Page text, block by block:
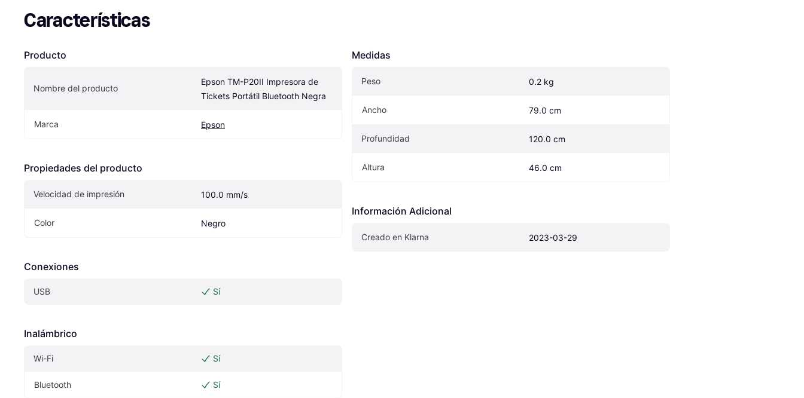
Características
Producto
Nombre del producto
Epson TM-P20II Impresora de
Tickets Portátil Bluetooth Negra
Marca Epson
Propiedades del producto
Velocidad de impresión 100.0 mm/s
Color Negro
Conexiones
USB Sí
Inalámbrico
Wi-Fi Sí
Bluetooth Sí
Medidas
Peso 0.2 kg
Ancho 79.0 cm
Profundidad 120.0 cm
Altura 46.0 cm
Información Adicional
Creado en Klarna 2023-03-29